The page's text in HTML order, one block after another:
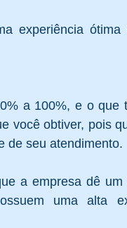
experiência
a 100%, e o que
você obtiver, pois
de seu atendimento.
a empresa dê
uma alta